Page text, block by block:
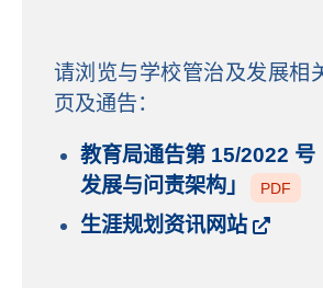
请浏览与学校管治及发展相
页及通告：
教育局通告第 15/2022 号
发展与问责架构」
PDF
生涯规划资讯网站